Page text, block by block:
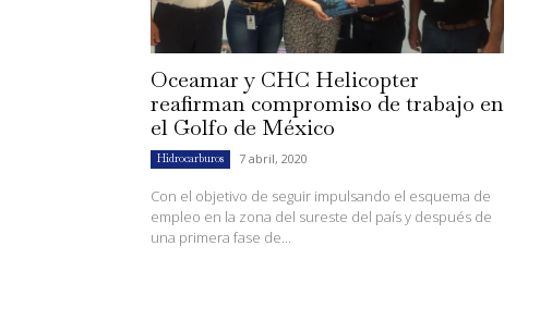
Oceamar y CHC Helicopter
reafirman compromiso de trabajo en
el Golfo de México
Hidrocarburos 7 abril, 2020
Con el objetivo de seguir impulsando el esquema de
empleo en la zona del sureste del país y después de
una primera fase de...